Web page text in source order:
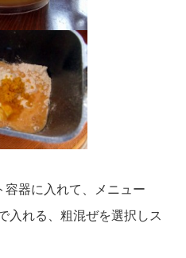
容器に入れて、メニュー
入れる、粗混ぜを選択しス